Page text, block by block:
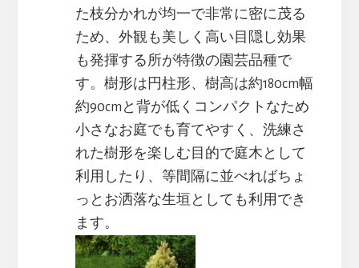
た枝分かれが均一で非常に密に茂る
ため、外観も美しく高い目隠し効果
も発揮する所が特徴の園芸品種で
す。樹形は円柱形、樹高は約180cm幅
約90cmと背が低くコンパクトなため
小さなお庭でも育てやすく、洗練さ
れた樹形を楽しむ目的で庭木として
利用したり、等間隔に並べればちょ
っとお洒落な生垣としても利用でき
ます。